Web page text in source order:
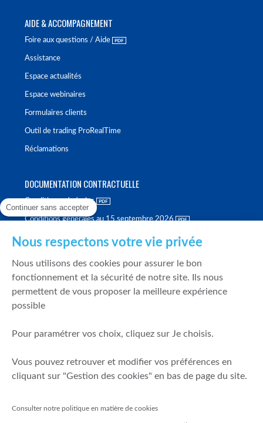
AIDE & ACCOMPAGNEMENT
Foire aux questions / Aide
Assistance
Espace actualités
Espace webinaires
Formulaires clients
Outil de trading ProRealTime
Réclamations
DOCUMENTATION CONTRACTUELLE
Conditions générales
Conditions générales au 15 septembre 2026
Politique de meilleure sélection
Politique de durabilité
Fonds de garantie des dépôts et de résolution
Mentions légales
Prévention de la fraude
Continuer sans accepter
Nous respectons votre vie privée
Nous utilisons des cookies pour assurer le bon
fonctionnement et la sécurité de notre site. Ils nous
permettent de vous proposer la meilleure expérience
possible
Pour paramétrer vos choix, cliquez sur Je choisis.
Vous pouvez retrouver et modifier vos préférences en
cliquant sur "Gestion des cookies" en bas de page du site.
Consulter notre politique en matière de cookies